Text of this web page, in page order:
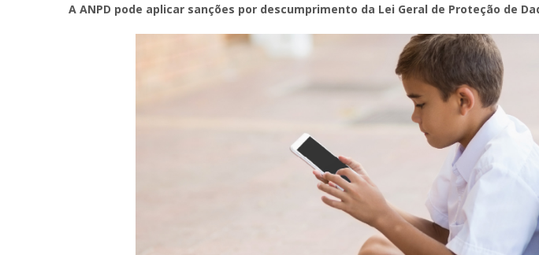
A ANPD pode aplicar sanções por descumprimento da Lei Geral de Proteção de